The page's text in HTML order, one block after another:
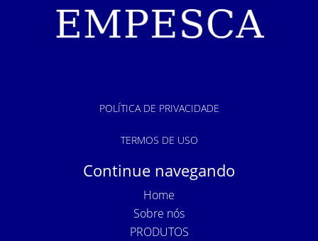
POLÍTICA DE PRIVACIDADE
TERMOS DE USO
Continue navegando
Home
Sobre nós
PRODUTOS